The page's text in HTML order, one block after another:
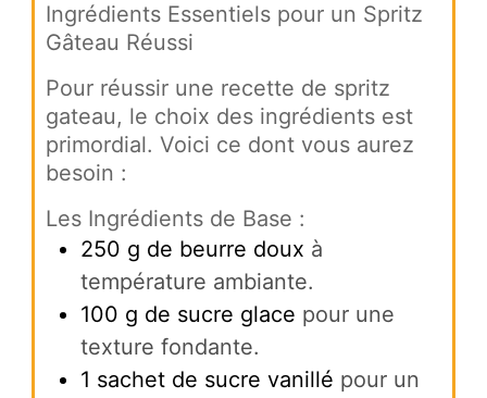
Ingrédients Essentiels pour un Spritz
Gâteau Réussi
Pour réussir une recette de spritz
gateau, le choix des ingrédients est
primordial. Voici ce dont vous aurez
besoin :
Les Ingrédients de Base :
250 g de beurre doux à
température ambiante.
100 g de sucre glace pour une
texture fondante.
1 sachet de sucre vanillé pour un